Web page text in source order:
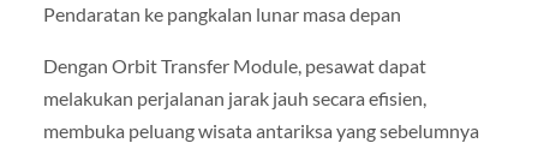
Pendaratan ke pangkalan lunar masa depan
Dengan Orbit Transfer Module, pesawat dapat
melakukan perjalanan jarak jauh secara efisien,
membuka peluang wisata antariksa yang sebelumnya